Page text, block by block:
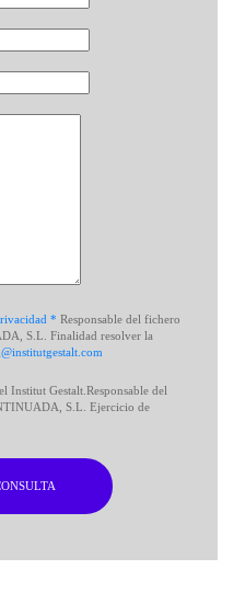
* Responsable del fichero
S.L. Finalidad resolver la
Institut Gestalt.Responsable del
S.L. Ejercicio de